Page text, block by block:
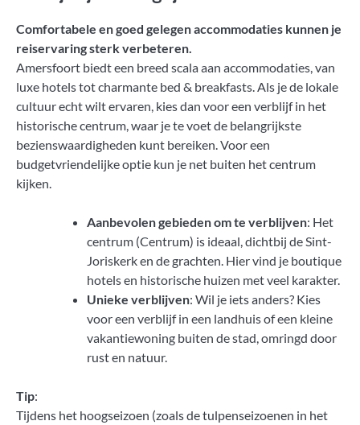
Comfortabele en goed gelegen accommodaties kunnen je
reiservaring sterk verbeteren.
Amersfoort biedt een breed scala aan accommodaties, van
luxe hotels tot charmante bed & breakfasts. Als je de lokale
cultuur echt wilt ervaren, kies dan voor een verblijf in het
historische centrum, waar je te voet de belangrijkste
bezienswaardigheden kunt bereiken. Voor een
budgetvriendelijke optie kun je net buiten het centrum
kijken.
Aanbevolen gebieden om te verblijven: Het
centrum (Centrum) is ideaal, dichtbij de Sint-
Joriskerk en de grachten. Hier vind je boutique
hotels en historische huizen met veel karakter.
Unieke verblijven: Wil je iets anders? Kies
voor een verblijf in een landhuis of een kleine
vakantiewoning buiten de stad, omringd door
rust en natuur.
Tip:
Tijdens het hoogseizoen (zoals de tulpenseizoenen in het